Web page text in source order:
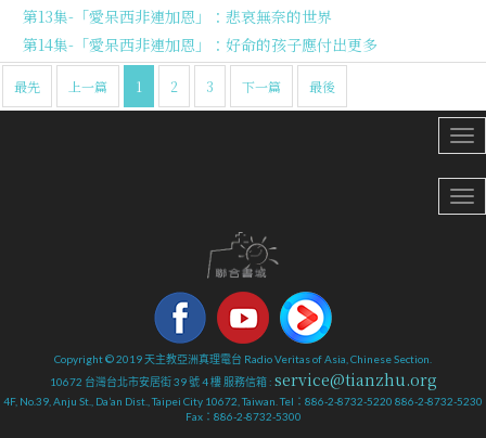
第13集-「愛呆西非連加恩」：悲哀無奈的世界
第14集-「愛呆西非連加恩」：好命的孩子應付出更多
最先 上一篇 1 2 3 下一篇 最後
Copyright © 2019 天主教亞洲真理電台 Radio Veritas of Asia, Chinese Section.
10672 台灣台北市安居街 39 號 4 樓 服務信箱 : service@tianzhu.org
4F, No.39, Anju St., Da’an Dist., Taipei City 10672, Taiwan. Tel：886-2-8732-5220 886-2-8732-5230
Fax：886-2-8732-5300